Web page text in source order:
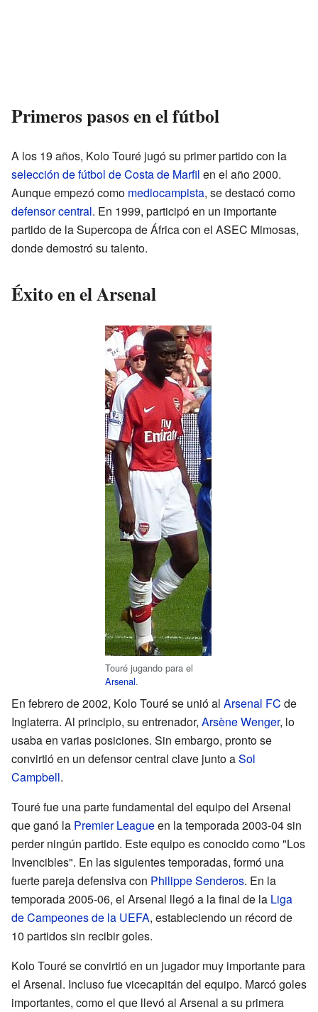
Primeros pasos en el fútbol
A los 19 años, Kolo Touré jugó su primer partido con la
selección de fútbol de Costa de Marfil en el año 2000.
Aunque empezó como mediocampista, se destacó como
defensor central. En 1999, participó en un importante
partido de la Supercopa de África con el ASEC Mimosas,
donde demostró su talento.
Éxito en el Arsenal
Touré jugando para el
Arsenal.
En febrero de 2002, Kolo Touré se unió al Arsenal FC de
Inglaterra. Al principio, su entrenador, Arsène Wenger, lo
usaba en varias posiciones. Sin embargo, pronto se
convirtió en un defensor central clave junto aSol
Campbell.
Touré fue una parte fundamental del equipo del Arsenal
que ganó la Premier Leagueen la temporada 2003-04 sin
perder ningún partido. Este equipo es conocido como "Los
Invencibles". En las siguientes temporadas, formó una
fuerte pareja defensiva con Philippe Senderos. En la
temporada 2005-06, el Arsenal llegó a la final de la Liga
de Campeones de la UEFA, estableciendo un récord de
10 partidos sin recibir goles.
Kolo Touré se convirtió en un jugador muy importante para
el Arsenal. Incluso fue vicecapitán del equipo. Marcó goles
importantes, como el que llevó al Arsenal a su primera